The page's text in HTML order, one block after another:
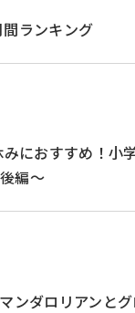
ランキング
みにおすすめ！小
編～
マンダロリアンと